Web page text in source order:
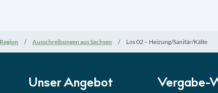
Lektion 5
Lektion 6
Region Ausschreibungen aus Sachsen Los 02 – Heizung/Sanitär/Kälte
Unser Angebot Vergabe-